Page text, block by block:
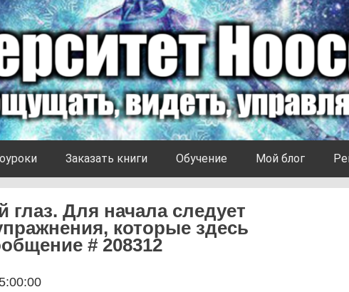
Заказать книги Обучение Мой блог
глаз. Для начала следует
которые здесь
# 208312